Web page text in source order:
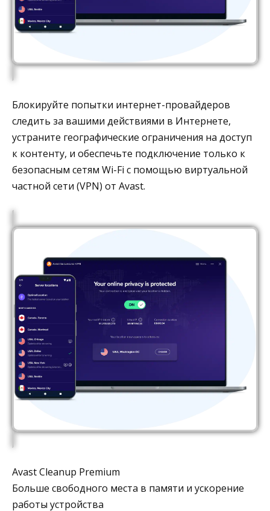
Блокируйте попытки интернет-провайдеров
следить за вашими действиями в Интернете,
устраните географические ограничения на доступ
к контенту, и обеспечьте подключение только к
безопасным сетям Wi-Fi с помощью виртуальной
частной сети (VPN) от Avast.
Avast Cleanup Premium
Больше свободного места в памяти и ускорение
работы устройства